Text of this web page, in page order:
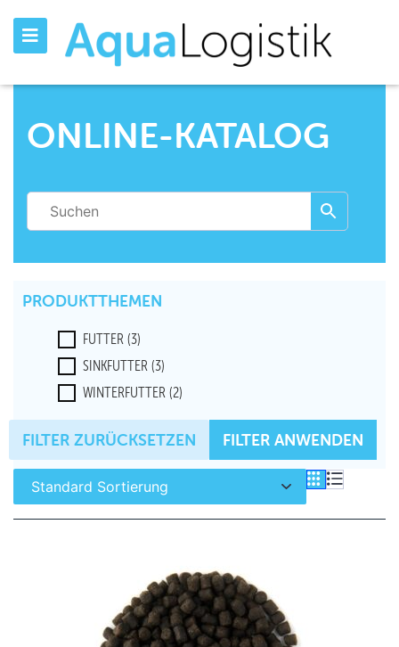
ONLINE-KATALOG
PRODUKTTHEMEN
FUTTER (3)
SINKFUTTER (3)
WINTERFUTTER (2)
FILTER ANWENDEN
FILTER ZURÜCKSETZEN